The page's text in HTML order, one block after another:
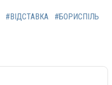
#ВІДСТАВКА #БОРИСПІЛЬ